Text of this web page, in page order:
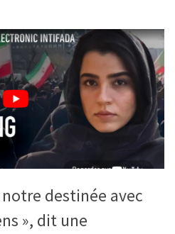
destinée avec
», dit une